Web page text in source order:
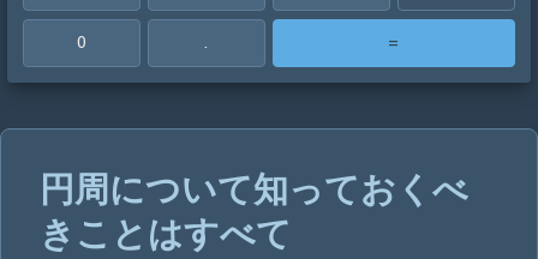
0 . =
円周について知っておくべ
きことはすべて